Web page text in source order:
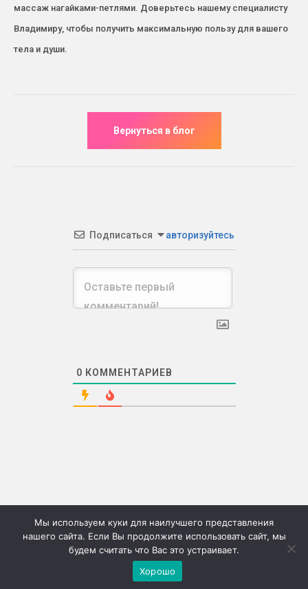
массаж нагайками-петлями. Доверьтесь нашему специалисту
Владимиру, чтобы получить максимальную пользу для вашего
тела и души.
Подписаться авторизуйтесь
0 КОММЕНТАРИЕВ
©2026г. "Сию" Сервис коммерческих публикаций
Меню
Мы используем куки для наилучшего представления
нашего сайта. Если Вы продолжите использовать сайт, мы
будем считать что Вас это устраивает.
Хорошо